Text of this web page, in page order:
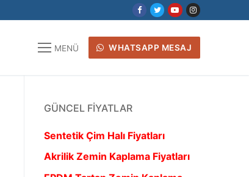
MENÜ WHATSAPP MESAJ
GÜNCEL FIYATLAR
Sentetik Çim Halı Fiyatları
Akrilik Zemin Kaplama Fiyatları